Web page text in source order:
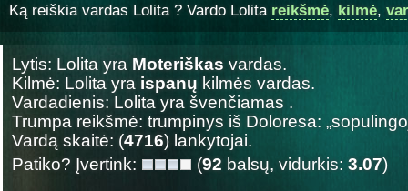
Ką reiškia vardas Lolita ? Vardo Lolita reikšmė, kilmė,
Lytis: Lolita yra Moteriškas vardas.
Kilmė: Lolita yra ispanų kilmės vardas.
Vardadienis: Lolita yra švenčiamas .
Trumpa reikšmė: trumpinys iš Doloresa:
Vardą skaitė: (4716) lankytojai.
Patiko? Įvertink:
(92 balsų, vidurkis: 3.07)